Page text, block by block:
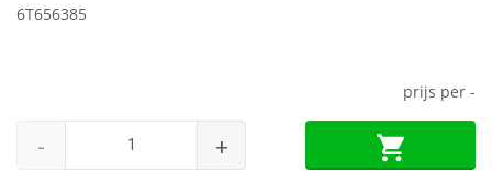
6T656385
prijs per -
- +